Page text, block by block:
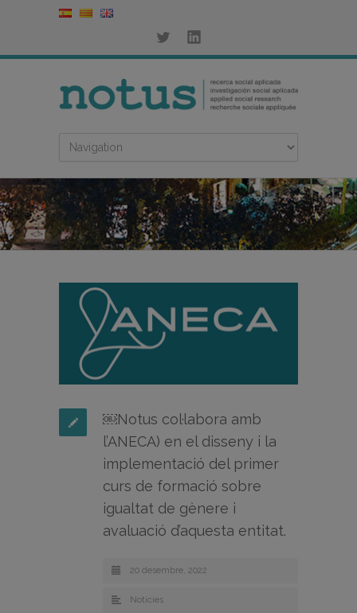
￼Notus col·labora amb
l’ANECA) en el disseny i la
implementació del primer
curs de formació sobre
igualtat de gènere i
avaluació d’aquesta entitat.
20 desembre, 2022
Noticies